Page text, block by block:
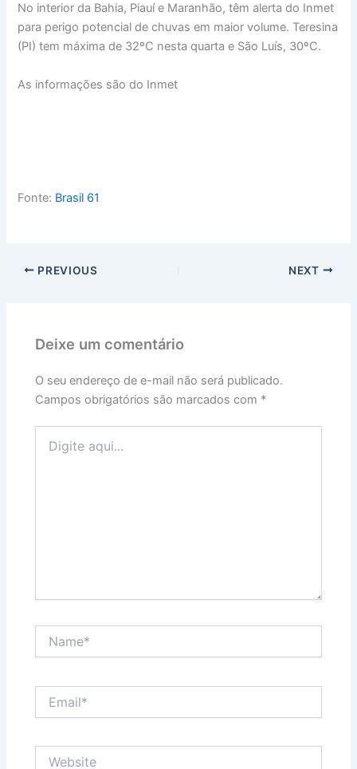
No interior da Bahia, Piauí e Maranhão, têm alerta do Inmet
para perigo potencial de chuvas em maior volume. Teresina
(PI) tem máxima de 32ºC nesta quarta e São Luís, 30ºC.
As informações são do Inmet
Fonte: Brasil 61
PREVIOUS NEXT
Deixe um comentário
O seu endereço de e-mail não será publicado.
Campos obrigatórios são marcados com *
aqui...